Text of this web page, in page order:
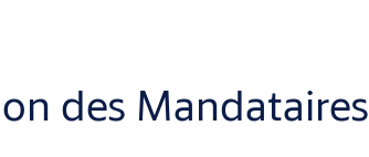
des Mandataires